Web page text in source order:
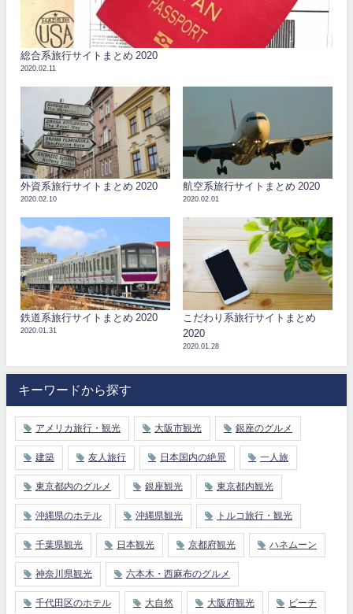
総合系旅行サイトまとめ 2020
2020.02.11
外資系旅行サイトまとめ 2020
2020.02.10
航空系旅行サイトまとめ 2020
2020.02.01
鉄道系旅行サイトまとめ 2020
2020.01.31
こだわり系旅行サイトまとめ
2020
2020.01.28
キーワードから探す
アメリカ旅行・観光 大阪市観光 銀座のグルメ
建築 友人旅行 日本国内の絶景 一人旅
東京都内のグルメ 銀座観光 東京都内観光
沖縄県のホテル 沖縄県観光 トルコ旅行・観光
千葉県観光 日本観光 京都府観光 ハネムーン
神奈川県観光 六本木・西麻布のグルメ
千代田区のホテル 大自然 大阪府観光 ビーチ